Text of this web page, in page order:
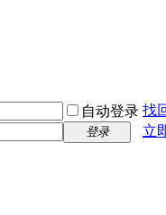
自动登录 找
登录
立